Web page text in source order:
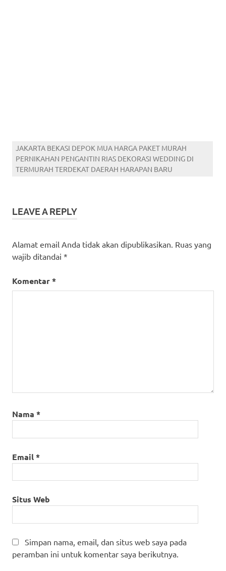
JAKARTA BEKASI DEPOK MUA HARGA PAKET MURAH
PERNIKAHAN PENGANTIN RIAS DEKORASI WEDDING DI
TERMURAH TERDEKAT DAERAH HARAPAN BARU
LEAVE A REPLY
Alamat email Anda tidak akan dipublikasikan. Ruas yang
wajib ditandai *
Komentar*
Nama *
Email*
Situs Web
Simpan nama, email, dan situs web saya pada
peramban ini untuk komentar saya berikutnya.